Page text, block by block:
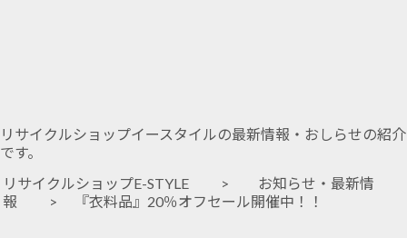
リサイクルショップイースタイルの最新情報・おしらせの紹介
です。
リサイクルショップE-STYLE
> お知らせ・最新情
報
> 『衣料品』20％オフセール開催中！！